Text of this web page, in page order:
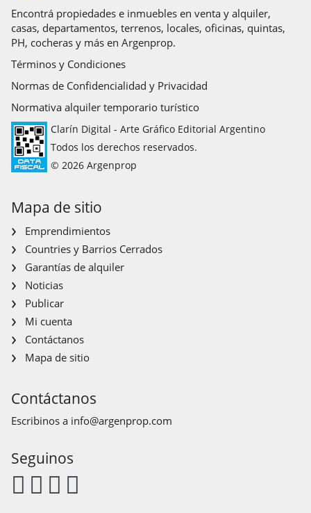
Encontrá propiedades e inmuebles en venta y alquiler,
casas, departamentos, terrenos, locales, oficinas, quintas,
PH, cocheras y más en Argenprop.
Términos y Condiciones
Normas de Confidencialidad y Privacidad
Normativa alquiler temporario turístico
Clarín Digital - Arte Gráfico Editorial Argentino
Todos los derechos reservados.
© 2026 Argenprop
Mapa de sitio
Emprendimientos
Countries y Barrios Cerrados
Garantías de alquiler
Noticias
Publicar
Mi cuenta
Contáctanos
Mapa de sitio
Contáctanos
Escribinos a info@argenprop.com
Seguinos